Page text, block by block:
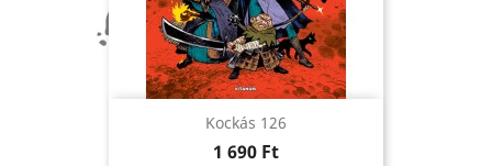
Kockás 126
Ár
1 690 Ft